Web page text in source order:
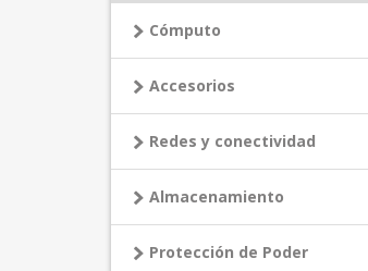
Cómputo
Accesorios
Redes y conectividad
Almacenamiento
Protección de Poder